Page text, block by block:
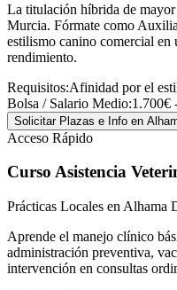
La titulación híbrida de
Murcia. Fórmate como
estilismo canino comercial en
rendimiento.
Requisitos:Afinidad por el
Bolsa / Salario Medio:1.700€
Solicitar Plazas e Info en
Acceso Rápido
Curso Asistencia
Prácticas Locales en Alhama
Aprende el manejo clínico
administración preventiva,
intervención en consultas